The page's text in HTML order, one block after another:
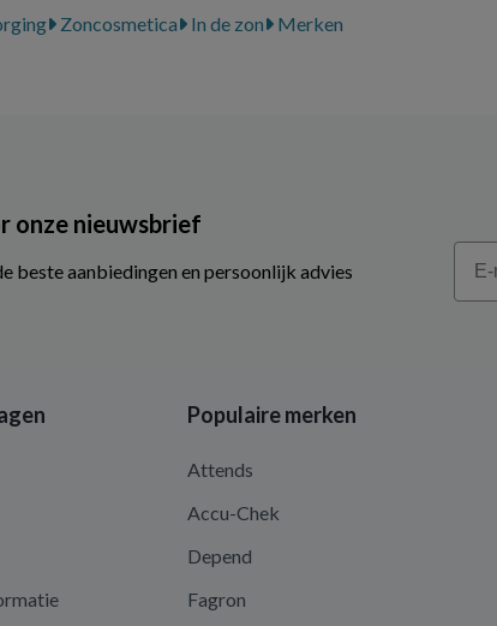
Zoncosmetica In de zon Merken
onze nieuwsbrief
beste aanbiedingen en persoonlijk advies
Email
Populaire merken
Attends
Accu-Chek
Depend
Fagron